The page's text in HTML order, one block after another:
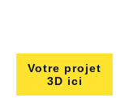
Votre projet
3D ici